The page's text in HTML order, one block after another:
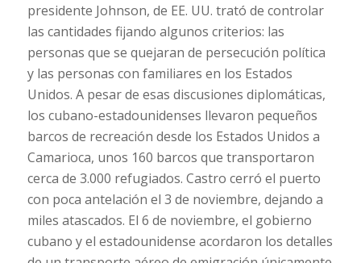
presidente Johnson, de EE. UU. trató de controlar
las cantidades fijando algunos criterios: las
personas que se quejaran de persecución política
y las personas con familiares en los Estados
Unidos. A pesar de esas discusiones diplomáticas,
los cubano-estadounidenses llevaron pequeños
barcos de recreación desde los Estados Unidos a
Camarioca, unos 160 barcos que transportaron
cerca de 3.000 refugiados. Castro cerró el puerto
con poca antelación el 3 de noviembre, dejando a
miles atascados. El 6 de noviembre, el gobierno
cubano y el estadounidense acordaron los detalles